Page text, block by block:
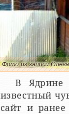
Фото из записи
В Ядрине
известный
сайт и